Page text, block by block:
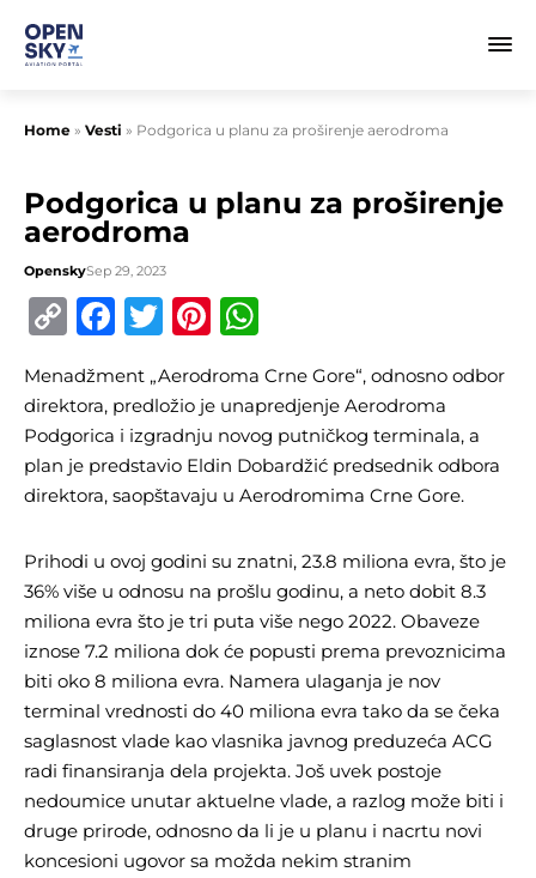
Home » Vesti » Podgorica u planu za proširenje aerodroma
Podgorica u planu za proširenje
aerodroma
OpenskySep 29, 2023
CopyFacebook
TwitterPinterest
Menadžment „Aerodroma Crne Gore“, odnosno odbor
direktora, predložio je unapredjenje Aerodroma
Podgorica i izgradnju novog putničkog terminala, a
plan je predstavio Eldin Dobardžić predsednik odbora
direktora, saopštavaju u Aerodromima Crne Gore.
Prihodi u ovoj godini su znatni, 23.8 miliona evra, što je
36% više u odnosu na prošlu godinu, a neto dobit 8.3
miliona evra što je tri puta više nego 2022. Obaveze
iznose 7.2 miliona dok će popusti prema prevoznicima
biti oko 8 miliona evra. Namera ulaganja je nov
terminal vrednosti do 40 miliona evra tako da se čeka
saglasnost vlade kao vlasnika javnog preduzeća ACG
radi finansiranja dela projekta. Još uvek postoje
nedoumice unutar aktuelne vlade, a razlog može biti i
druge prirode, odnosno da li je u planu i nacrtu novi
koncesioni ugovor sa možda nekim stranim